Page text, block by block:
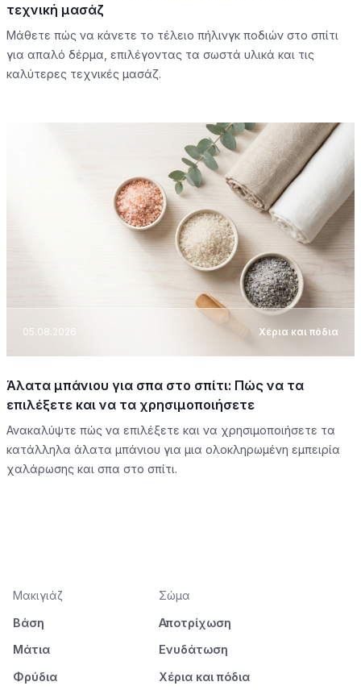
τεχνική μασάζ
Μάθετε πώς να κάνετε το τέλειο πήλινγκ ποδιών στο σπίτι
για απαλό δέρμα, επιλέγοντας τα σωστά υλικά και τις
καλύτερες τεχνικές μασάζ.
05.08.2026 Χέρια και πόδια
Άλατα μπάνιου για σπα στο σπίτι: Πώς να τα
επιλέξετε και να τα χρησιμοποιήσετε
Ανακαλύψτε πώς να επιλέξετε και να χρησιμοποιήσετε τα
κατάλληλα άλατα μπάνιου για μια ολοκληρωμένη εμπειρία
χαλάρωσης και σπα στο σπίτι.
Μακιγιάζ
Βάση
Μάτια
Φρύδια
Σώμα
Αποτρίχωση
Ενυδάτωση
Χέρια και πόδια